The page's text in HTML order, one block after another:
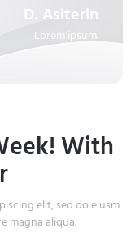
D. Asiterin
Lorem ipsum.
With
elit, sed do eiusm
magna aliqua.